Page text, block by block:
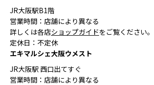
JR大阪駅B1階
営業時間：店舗により異なる
詳しくは各店ショップガイドをご覧ください。
定休日：不定休
エキマルシェ大阪ウメスト
JR大阪駅 西口出てすぐ
営業時間：店舗により異なる